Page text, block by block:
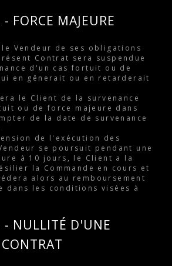
FORCE MAJEURE
Vendeur de ses obligations
Contrat sera suspendue
d'un cas fortuit ou de
en gênerait ou en retarderait
le Client de la survenance
ou de force majeure dans
de la date de survenance
de l'exécution des
se poursuit pendant une
à 10 jours, le Client a la
la Commande en cours et
alors au remboursement
dans les conditions visées à
- NULLITÉ D'UNE